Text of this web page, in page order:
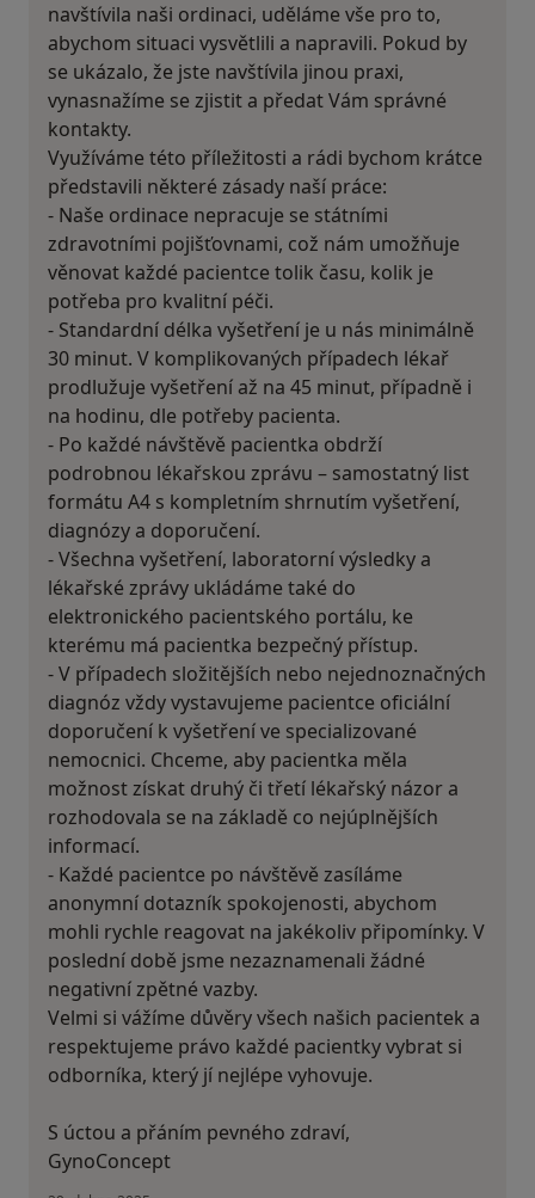
navštívila naši ordinaci, uděláme vše pro to,
abychom situaci vysvětlili a napravili. Pokud by
se ukázalo, že jste navštívila jinou praxi,
vynasnažíme se zjistit a předat Vám správné
kontakty.
Využíváme této příležitosti a rádi bychom krátce
představili některé zásady naší práce:
- Naše ordinace nepracuje se státními
zdravotními pojišťovnami, což nám umožňuje
věnovat každé pacientce tolik času, kolik je
potřeba pro kvalitní péči.
- Standardní délka vyšetření je u nás minimálně
30 minut. V komplikovaných případech lékař
prodlužuje vyšetření až na 45 minut, případně i
na hodinu, dle potřeby pacienta.
- Po každé návštěvě pacientka obdrží
podrobnou lékařskou zprávu – samostatný list
formátu A4 s kompletním shrnutím vyšetření,
diagnózy a doporučení.
- Všechna vyšetření, laboratorní výsledky a
lékařské zprávy ukládáme také do
elektronického pacientského portálu, ke
kterému má pacientka bezpečný přístup.
- V případech složitějších nebo nejednoznačných
diagnóz vždy vystavujeme pacientce oficiální
doporučení k vyšetření ve specializované
nemocnici. Chceme, aby pacientka měla
možnost získat druhý či třetí lékařský názor a
rozhodovala se na základě co nejúplnějších
informací.
- Každé pacientce po návštěvě zasíláme
anonymní dotazník spokojenosti, abychom
mohli rychle reagovat na jakékoliv připomínky. V
poslední době jsme nezaznamenali žádné
negativní zpětné vazby.
Velmi si vážíme důvěry všech našich pacientek a
respektujeme právo každé pacientky vybrat si
odborníka, který jí nejlépe vyhovuje.
S úctou a přáním pevného zdraví,
GynoConcept